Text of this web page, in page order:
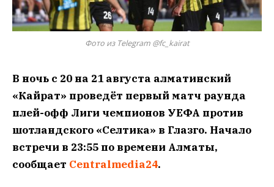
Фото из Telegram @fc_kairat
В ночь с 20 на 21 августа алматинский
«Кайрат» проведёт первый матч раунда
плей-офф Лиги чемпионов УЕФА против
шотландского «Селтика» в Глазго. Начало
встречи в 23:55 по времени Алматы,
сообщает Centralmedia24.